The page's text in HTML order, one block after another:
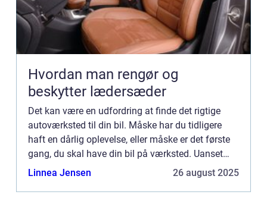
Hvordan man rengør og
beskytter lædersæder
Det kan være en udfordring at finde det rigtige
autoværksted til din bil. Måske har du tidligere
haft en dårlig oplevelse, eller måske er det første
gang, du skal have din bil på værksted. Uanset
hvad ...
Linnea Jensen 26 august 2025